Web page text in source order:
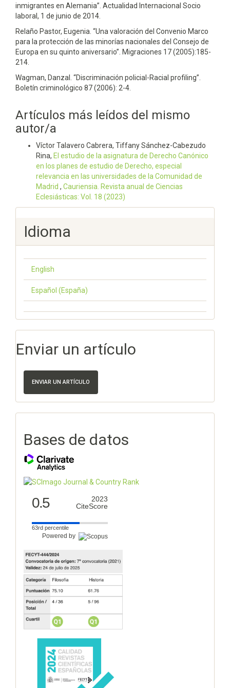
inmigrantes en Alemania”. Actualidad Internacional Socio
laboral, 1 de junio de 2014.
Relaño Pastor, Eugenia. “Una valoración del Convenio Marco
para la protección de las minorías nacionales del Consejo de
Europa en su quinto aniversario”. Migraciones 17 (2005):185-
214.
Wagman, Danzal. “Discriminación policial-Racial profiling”.
Boletín criminológico 87 (2006): 2-4.
Artículos más leídos del mismo
autor/a
Víctor Talavero Cabrera, Tiffany Sánchez-Cabezudo
Rina, El estudio de la asignatura de Derecho Canónico
en los planes de estudio de Derecho, especial
relevancia en las universidades de la Comunidad de
Madrid , Cauriensia. Revista anual de Ciencias
Eclesiásticas: Vol. 18 (2023)
Idioma
English
Español (España)
Enviar un artículo
ENVIAR UN ARTÍCULO
Bases de datos
0.5
2023
CiteScore
63rd percentile
Powered by